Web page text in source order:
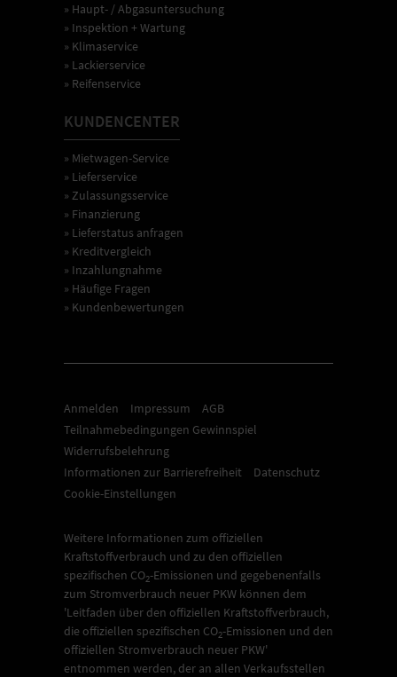
» Haupt- / Abgasuntersuchung
» Inspektion + Wartung
» Klimaservice
» Lackierservice
» Reifenservice
KUNDENCENTER
» Mietwagen-Service
» Lieferservice
» Zulassungsservice
» Finanzierung
» Lieferstatus anfragen
» Kreditvergleich
» Inzahlungnahme
» Häufige Fragen
» Kundenbewertungen
Anmelden Impressum
AGB
Teilnahmebedingungen Gewinnspiel
Widerrufsbelehrung
Informationen zur Barrierefreiheit
Datenschutz
Cookie-Einstellungen
Weitere Informationen zum offiziellen
Kraftstoffverbrauch und zu den offiziellen
spezifischen CO2-Emissionen und gegebenenfalls
zum Stromverbrauch neuer PKW können dem
'Leitfaden über den offiziellen Kraftstoffverbrauch,
die offiziellen spezifischen CO2-Emissionen und den
offiziellen Stromverbrauch neuer PKW'
entnommen werden, der an allen Verkaufsstellen